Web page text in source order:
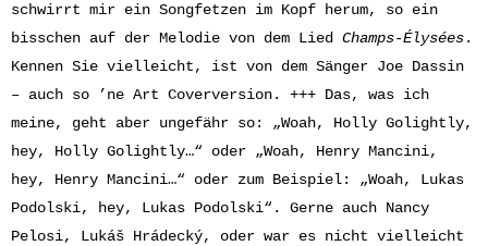
schwirrt mir ein Songfetzen im Kopf herum, so ein
bisschen auf der Melodie von dem Lied Champs-Élysées.
Kennen Sie vielleicht, ist von dem Sänger Joe Dassin
– auch so ’ne Art Coverversion. +++ Das, was ich
meine, geht aber ungefähr so: „Woah, Holly Golightly,
hey, Holly Golightly…“ oder „Woah, Henry Mancini,
hey, Henry Mancini…“ oder zum Beispiel: „Woah, Lukas
Podolski, hey, Lukas Podolski“. Gerne auch Nancy
Pelosi, Lukáš Hrádecký, oder war es nicht vielleicht